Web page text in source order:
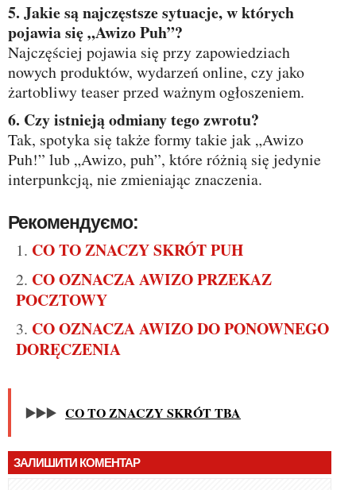
5. Jakie są najczęstsze sytuacje, w których
pojawia się „Awizo Puh”?
Najczęściej pojawia się przy zapowiedziach
nowych produktów, wydarzeń online, czy jako
żartobliwy teaser przed ważnym ogłoszeniem.
6. Czy istnieją odmiany tego zwrotu?
Tak, spotyka się także formy takie jak „Awizo
Puh!” lub „Awizo, puh”, które różnią się jedynie
interpunkcją, nie zmieniając znaczenia.
Рекомендуємо:
CO TO ZNACZY SKRÓT PUH
CO OZNACZA AWIZO PRZEKAZ
POCZTOWY
CO OZNACZA AWIZO DO PONOWNEGO
DORĘCZENIA
▶️▶️▶️ CO TO ZNACZY SKRÓT TBA
ЗАЛИШИТИ КОМЕНТАР